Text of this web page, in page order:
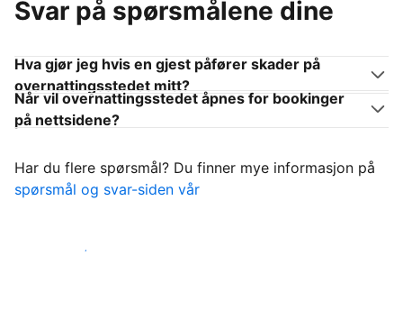
Svar på spørsmålene dine
Hva gjør jeg hvis en gjest påfører skader på
overnattingsstedet mitt?
Når vil overnattingsstedet åpnes for bookinger
på nettsidene?
Har du flere spørsmål? Du finner mye informasjon på
spørsmål og svar-siden vår
Ta imot gjestene